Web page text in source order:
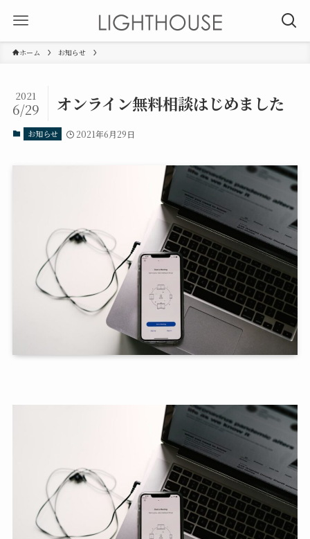
ホーム お知らせ
オンライン無料相談はじめました
2021
6/29
お知らせ 2021年6月29日